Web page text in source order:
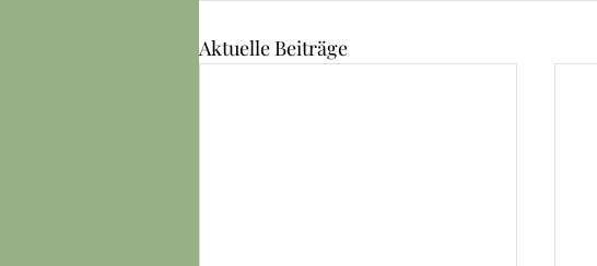
Aktuelle Beiträge